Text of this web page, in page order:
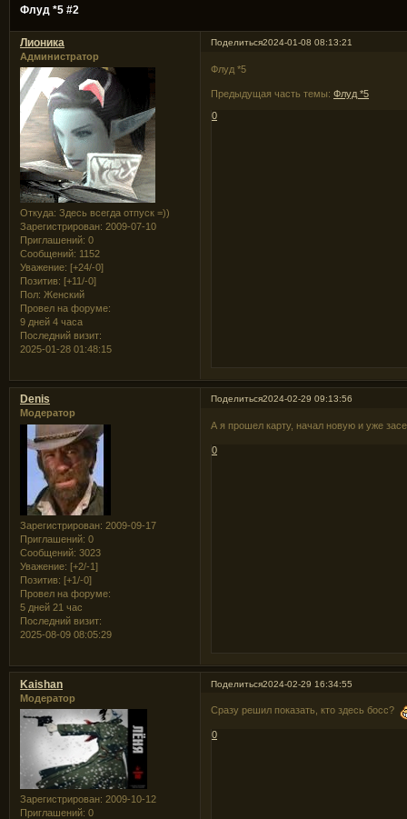
Флуд *5 #2
Поделиться2024-01-08 08:13:21
Лионика
Администратор
Откуда: Здесь всегда отпуск =))
Зарегистрирован: 2009-07-10
Приглашений: 0
Сообщений: 1152
Уважение: [+24/-0]
Позитив: [+11/-0]
Пол: Женский
Провел на форуме:
9 дней 4 часа
Последний визит:
2025-01-28 01:48:15
Флуд *5
Предыдущая часть темы:Флуд *5
0
Поделиться2024-02-29 09:13:56
Denis
Модератор
Зарегистрирован: 2009-09-17
Приглашений: 0
Сообщений: 3023
Уважение: [+2/-1]
Позитив: [+1/-0]
Провел на форуме:
5 дней 21 час
Последний визит:
2025-08-09 08:05:29
А я прошел карту, начал новую и уже
0
Поделиться2024-02-29 16:34:55
Kaishan
Модератор
Зарегистрирован: 2009-10-12
Приглашений: 0
Сразу решил показать, кто здесь босс?
0